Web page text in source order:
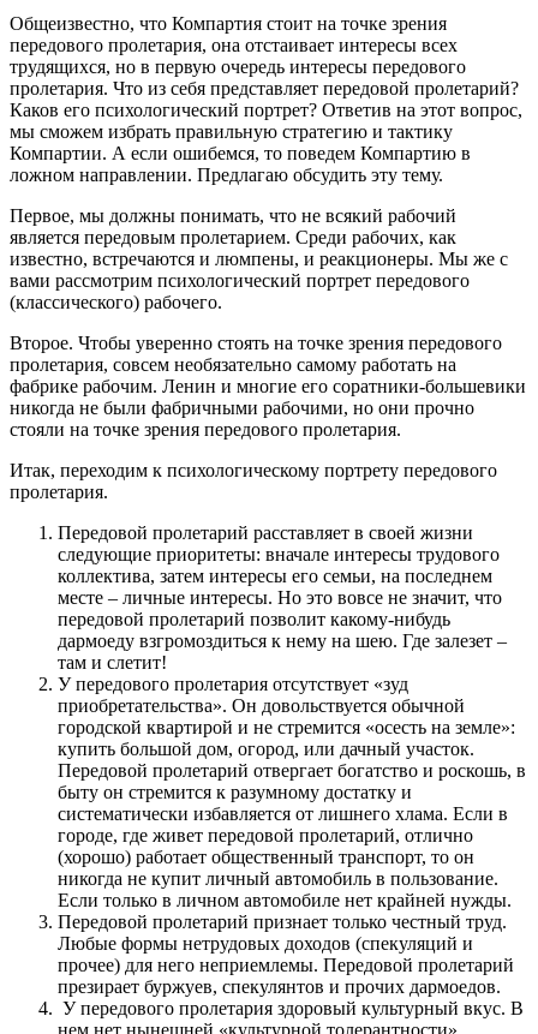
Общеизвестно, что Компартия стоит на точке зрения
передового пролетария, она отстаивает интересы всех
трудящихся, но в первую очередь интересы передового
пролетария. Что из себя представляет передовой пролетарий?
Каков его психологический портрет? Ответив на этот вопрос,
мы сможем избрать правильную стратегию и тактику
Компартии. А если ошибемся, то поведем Компартию в
ложном направлении. Предлагаю обсудить эту тему.
Первое, мы должны понимать, что не всякий рабочий
является передовым пролетарием. Среди рабочих, как
известно, встречаются и люмпены, и реакционеры. Мы же с
вами рассмотрим психологический портрет передового
(классического) рабочего.
Второе. Чтобы уверенно стоять на точке зрения передового
пролетария, совсем необязательно самому работать на
фабрике рабочим. Ленин и многие его соратники-большевики
никогда не были фабричными рабочими, но они прочно
стояли на точке зрения передового пролетария.
Итак, переходим к психологическому портрету передового
пролетария.
Передовой пролетарий расставляет в своей жизни
следующие приоритеты: вначале интересы трудового
коллектива, затем интересы его семьи, на последнем
месте – личные интересы. Но это вовсе не значит, что
передовой пролетарий позволит какому-нибудь
дармоеду взгромоздиться к нему на шею. Где залезет –
там и слетит!
У передового пролетария отсутствует «зуд
приобретательства». Он довольствуется обычной
городской квартирой и не стремится «осесть на земле»:
купить большой дом, огород, или дачный участок.
Передовой пролетарий отвергает богатство и роскошь, в
быту он стремится к разумному достатку и
систематически избавляется от лишнего хлама. Если в
городе, где живет передовой пролетарий, отлично
(хорошо) работает общественный транспорт, то он
никогда не купит личный автомобиль в пользование.
Если только в личном автомобиле нет крайней нужды.
Передовой пролетарий признает только честный труд.
Любые формы нетрудовых доходов (спекуляций и
прочее) для него неприемлемы. Передовой пролетарий
презирает буржуев, спекулянтов и прочих дармоедов.
У передового пролетария здоровый культурный вкус. В
нем нет нынешней «культурной толерантности»